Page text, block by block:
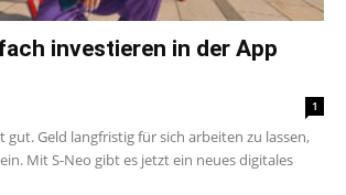
investieren in der App
1
gut. Geld langfristig für sich arbeiten zu lassen,
Mit S-Neo gibt es jetzt ein neues digitales